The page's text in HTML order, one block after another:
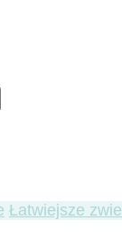
Łatwiejsze